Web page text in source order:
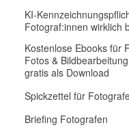
KI-
Fotograf:innen wirklich
Kostenlose Ebooks für
Fotos &
gratis als Download
Spickzettel für
Briefing Fotografen